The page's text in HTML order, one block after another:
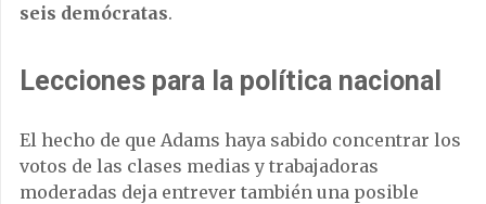
seis demócratas.
Lecciones para la política nacional
El hecho de que Adams haya sabido concentrar los
votos de las clases medias y trabajadoras
moderadas deja entrever también una posible